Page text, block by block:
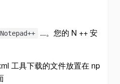
...。您的 N ++ 安
工具下载的文件放置在 np